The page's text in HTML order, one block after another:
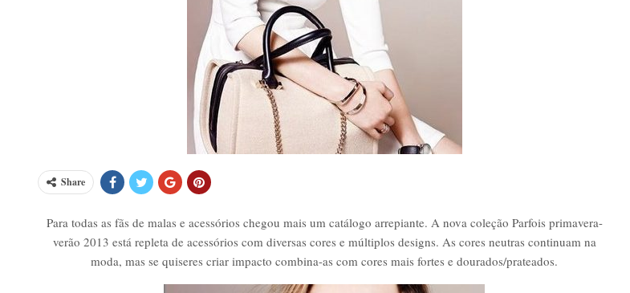
Share
Para todas as fãs de malas e acessórios chegou mais um catálogo arrepiante. A nova coleção Parfois primavera-
verão 2013 está repleta de acessórios com diversas cores e múltiplos designs. As cores neutras continuam na
moda, mas se quiseres criar impacto combina-as com cores mais fortes e dourados/prateados.